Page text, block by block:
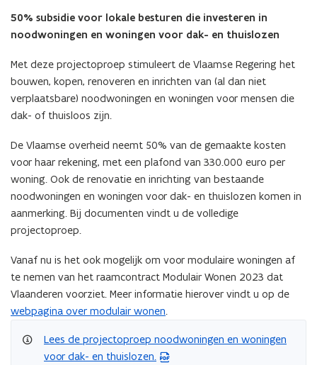
50% subsidie voor lokale besturen die investeren in
noodwoningen en woningen voor dak- en thuislozen
Met deze projectoproep stimuleert de Vlaamse Regering het
bouwen, kopen, renoveren en inrichten van (al dan niet
verplaatsbare) noodwoningen en woningen voor mensen die
dak- of thuisloos zijn.
De Vlaamse overheid neemt 50% van de gemaakte kosten
voor haar rekening, met een plafond van 330.000 euro per
woning. Ook de renovatie en inrichting van bestaande
noodwoningen en woningen voor dak- en thuislozen komen in
aanmerking. Bij documenten vindt u de volledige
projectoproep.
Vanaf nu is het ook mogelijk om voor modulaire woningen af
te nemen van het raamcontract Modulair Wonen 2023 dat
Vlaanderen voorziet. Meer informatie hierover vindt u op de
webpagina over modulair wonen.
Lees de projectoproep noodwoningen en woningen
voor dak- en thuislozen.
(
P